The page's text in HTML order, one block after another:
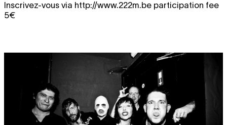
Inscrivez-vous via http://www.222m.be participation fee
5€